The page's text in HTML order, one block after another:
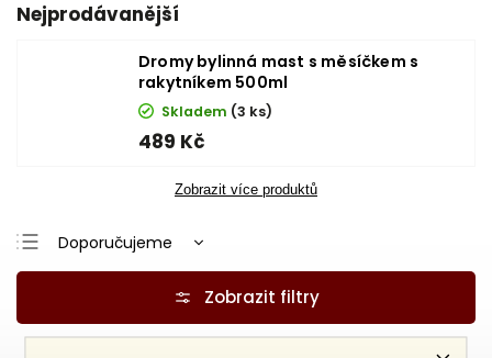
Nejprodávanější
Dromy bylinná mast s měsíčkem s
rakytníkem 500ml
Skladem (3 ks)
489 Kč
Zobrazit více produktů
Doporučujeme
Nejlevnější